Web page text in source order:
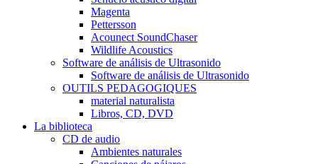
Magenta
Pettersson
Acounect SoundChaser
Wildlife Acoustics
Software de análisis de Ultrasonido
Software de análisis de Ultrasonido
OUTILS PEDAGOGIQUES
material naturalista
Libros, CD, DVD
La biblioteca
CD de audio
Ambientes naturales